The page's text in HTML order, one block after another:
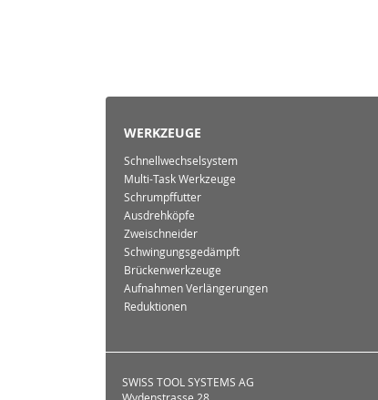
WERKZEUGE
Schnellwechselsystem
Multi-Task Werkzeuge
Schrumpffutter
Ausdrehköpfe
Zweischneider
Schwingungsgedämpft
Brückenwerkzeuge
Aufnahmen Verlängerungen
Reduktionen
SWISS TOOL SYSTEMS AG